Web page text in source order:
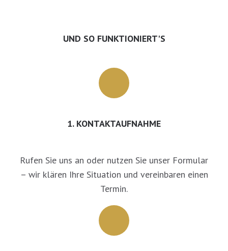
UND SO FUNKTIONIERT'S
1. KONTAKTAUFNAHME
Rufen Sie uns an oder nutzen Sie unser Formular
– wir klären Ihre Situation und vereinbaren einen
Termin.